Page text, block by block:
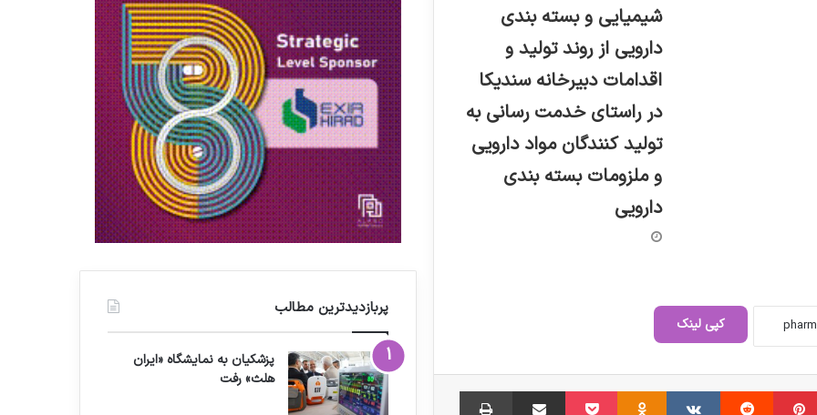
شیمیایی و بسته بندی
دارویی از روند تولید و
اقدامات دبیرخانه سندیکا
در راستای خدمت رسانی به
تولید کنندگان مواد دارویی
و ملزومات بسته بندی
دارویی
کپی لینک
‫پین‌ترست ‫رددیت ‫VKontakte
‫Odnoklassniki پاکت اشتراک گذاری از طریق ایمیل
سهرابی: نمایشگاه فارمکس آیینه تمام نمای
صنعت داروسازی کشور است
فصل سرد سال
پربازدیدترین مطالب
پزشکیان به نمایشگاه «ایران
هلث» رفت